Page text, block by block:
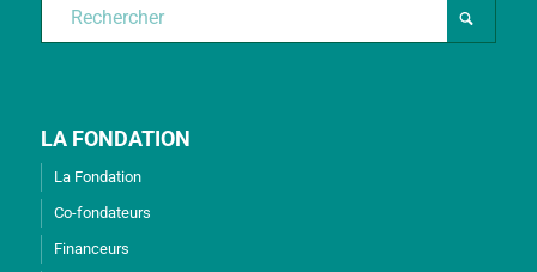
LA FONDATION
La Fondation
Co-fondateurs
Financeurs